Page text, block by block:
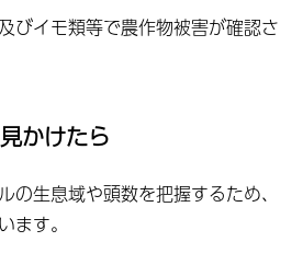
びイモ類等で農作物被害が確認さ
かけたら
の生息域や頭数を把握するため、
ます。